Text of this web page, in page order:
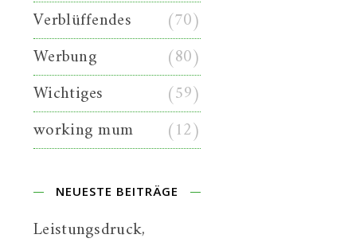
Verblüffendes
(70)
Werbung
(80)
Wichtiges
(59)
working mum
(12)
NEUESTE BEITRÄGE
Leistungsdruck,